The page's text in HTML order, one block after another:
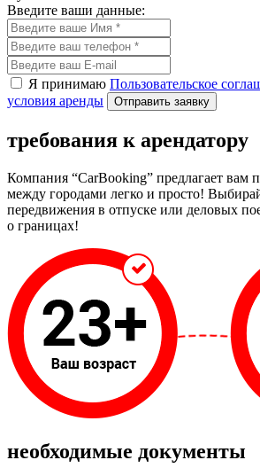
Введите ваши данные:
Я принимаю Пользовательское
условия аренды
Отправить заявку
требования к арендатору
Компания “CarBooking” предлагает вам
между городами легко и просто!
передвижения в отпуске или деловых
о границах!
необходимые документы